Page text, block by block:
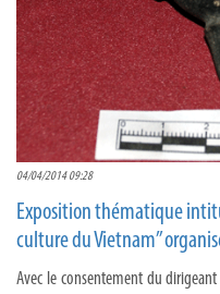
04/04/2014 09:28
Exposition thématique
culture du Vietnam”
Avec le consentement du